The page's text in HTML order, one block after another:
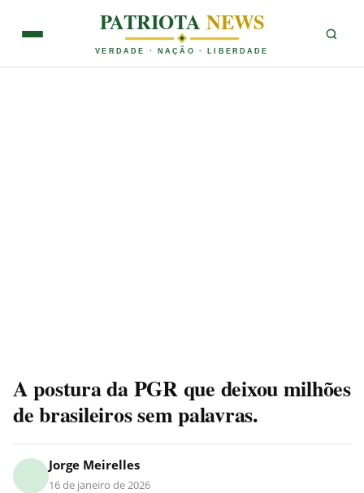
PATRIOTANEWS
VERDADE · NAÇÃO · LIBERDADE
A postura da PGR que deixou milhões
de brasileiros sem palavras.
Jorge Meirelles
16 de janeiro de 2026